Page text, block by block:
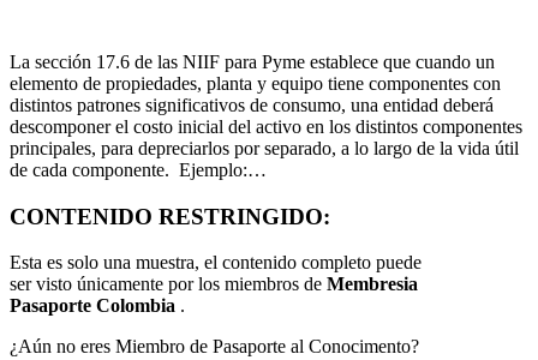
La sección 17.6 de las NIIF para Pyme establece que cuando un
elemento de propiedades, planta y equipo tiene componentes con
distintos patrones significativos de consumo, una entidad deberá
descomponer el costo inicial del activo en los distintos componentes
principales, para depreciarlos por separado, a lo largo de la vida útil
de cada componente. Ejemplo:…
CONTENIDO RESTRINGIDO:
Esta es solo una muestra, el contenido completo puede
ser visto únicamente por los miembros de Membresia
Pasaporte Colombia .
¿Aún no eres Miembro de Pasaporte al Conocimento?